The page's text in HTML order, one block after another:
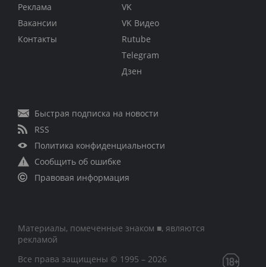
Реклама
Вакансии
Контакты
VK
VK Видео
Rutube
Telegram
Дзен
Быстрая подписка на новости
RSS
Политика конфиденциальности
Сообщить об ошибке
Правовая информация
Материалы, помеченные знаком ■, являются
рекламой
Все права защищены © 1995 – 2026